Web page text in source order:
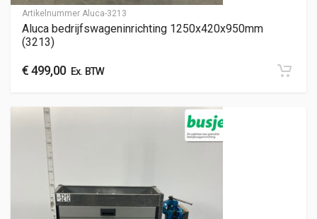
Artikelnummer Aluca-3213
Aluca bedrijfswageninrichting 1250x420x950mm
(3213)
€499,00Ex. BTW